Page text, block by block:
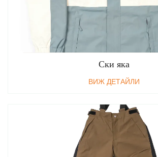
Ски яка
ВИЖ ДЕТАЙЛИ